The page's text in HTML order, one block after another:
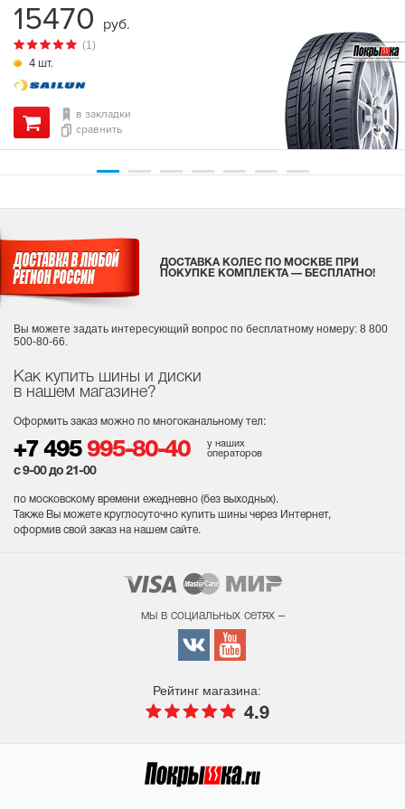
4 шт.
(1)
в закладки
сравнить
15470 руб.
Как купить шины и диски
в нашем магазине?
Оформить заказ можно по многоканальному тел:
+7 495 995-80-40
у наших
операторов
с 9-00 до 21-00
по московскому времени ежедневно (без выходных).
Также Вы можете круглосуточно купить шины через Интернет,
оформив свой заказ на нашем сайте.
ДОСТАВКА КОЛЕС ПО МОСКВЕ ПРИ
ПОКУПКЕ КОМПЛЕКТА — БЕСПЛАТНО!
Вы можете задать интересующий вопрос по бесплатному номеру: 8 800
500-80-66.
мы в социальных сетях –
Рейтинг магазина:
4.9